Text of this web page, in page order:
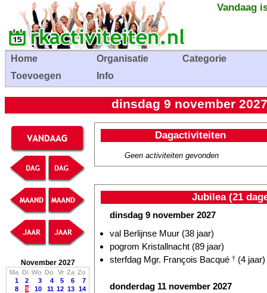
Vandaag
Home Organisatie
Categorie
Toevoegen
Info
dinsdag 9 november
November 2027
Ma Di Wo Do Vr Za Zo
1
2 3 4 5 6
7
8
9 10 11 12 13 14
Dagactiviteiten
Geen activiteiten gevonden
Jubilea (21
dinsdag 9 november 2027
val Berlijnse Muur (38 jaar)
pogrom Kristallnacht (89 jaar)
sterfdag Mgr. François Bacqué † (4 jaar)
donderdag 11 november 2027